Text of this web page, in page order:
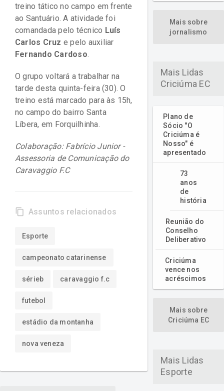
treino tático no campo em frente
ao Santuário. A atividade foi
comandada pelo técnico Luís
Carlos Cruz e pelo auxiliar
Fernando Cardoso.
O grupo voltará a trabalhar na
tarde desta quinta-feira (30). O
treino está marcado para às 15h,
no campo do bairro Santa
Líbera, em Forquilhinha.
Colaboração: Fabrício Junior -
Assessoria de Comunicação do
Caravaggio F.C
content_copy Assuntos relacionados
Esporte
campeonato catarinense
sérieb caravaggio f.c
futebol
estádio da montanha
nova veneza
Mais sobre
jornalismo
Mais Lidas
Criciúma EC
Plano de
Sócio "O
Criciúma é
Nosso" é
apresentado
73
anos
de
história
Reunião do
Conselho
Deliberativo
Criciúma
vence nos
acréscimos
Mais sobre
Criciúma EC
Mais Lidas
Esporte